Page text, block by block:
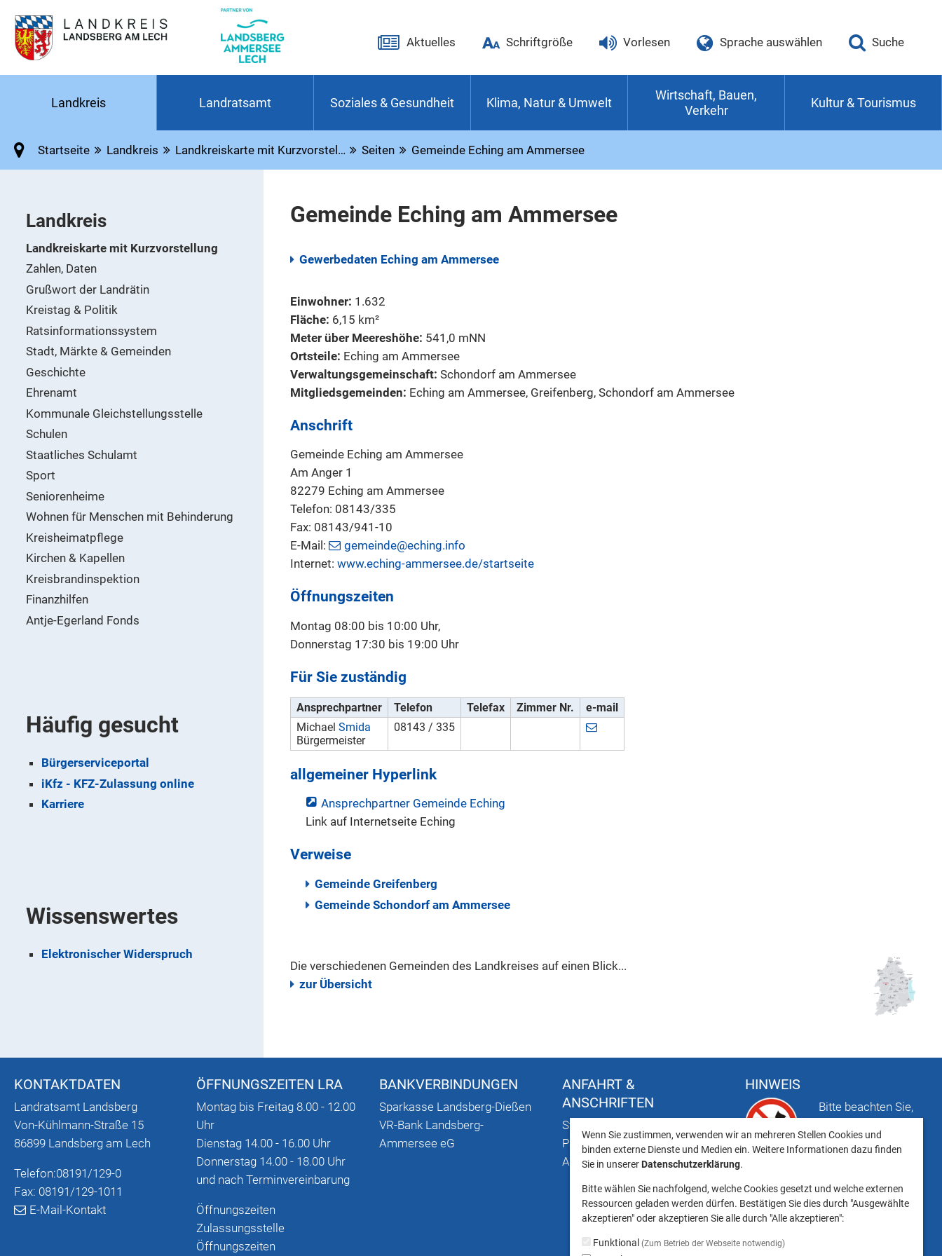
Aktuelles Schriftgröße Vorlesen Sprache auswählen Suche
Landkreis Landratsamt Soziales & Gesundheit Klima, Natur & Umwelt
Wirtschaft, Bauen,
Verkehr
Kultur & Tourismus
Startseite Landkreis Landkreiskarte mit Kurzvorstel… Seiten Gemeinde Eching am Ammersee
Gemeinde Eching am Ammersee
Gewerbedaten Eching am Ammersee
Einwohner: 1.632
Fläche: 6,15 km²
Meter über Meereshöhe: 541,0 mNN
Ortsteile: Eching am Ammersee
Verwaltungsgemeinschaft: Schondorf am Ammersee
Mitgliedsgemeinden: Eching am Ammersee, Greifenberg, Schondorf am Ammersee
Anschrift
Gemeinde Eching am Ammersee
Am Anger 1
82279 Eching am Ammersee
Telefon: 08143/335
Fax: 08143/941-10
E-Mail:
gemeinde@eching.info
Internet: www.eching-ammersee.de/startseite
Öffnungszeiten
Montag 08:00 bis 10:00 Uhr,
Donnerstag 17:30 bis 19:00 Uhr
Für Sie zuständig
Ansprechpartner Telefon Telefax Zimmer Nr.
e-mail
Michael Smida
Bürgermeister
08143 / 335
allgemeiner Hyperlink
Ansprechpartner Gemeinde Eching
Link auf Internetseite Eching
Verweise
Gemeinde Greifenberg
Gemeinde Schondorf am Ammersee
Die verschiedenen Gemeinden des Landkreises auf einen Blick...
zur Übersicht
Landkreis
Landkreiskarte mit Kurzvorstellung
Zahlen, Daten
Grußwort der Landrätin
Kreistag & Politik
Ratsinformationssystem
Stadt, Märkte & Gemeinden
Geschichte
Ehrenamt
Kommunale Gleichstellungsstelle
Schulen
Staatliches Schulamt
Sport
Seniorenheime
Wohnen für Menschen mit Behinderung
Kreisheimatpflege
Kirchen & Kapellen
Kreisbrandinspektion
Finanzhilfen
Antje-Egerland Fonds
Häufig gesucht
Bürgerserviceportal
iKfz - KFZ-Zulassung online
Karriere
Wissenswertes
Elektronischer Widerspruch
KONTAKTDATEN
Landratsamt Landsberg
Von-Kühlmann-Straße 15
86899 Landsberg am Lech
Telefon:08191/129-0
Fax: 08191/129-1011
E-Mail-Kontakt
ÖFFNUNGSZEITEN LRA
Montag bis Freitag 8.00 - 12.00
Uhr
Dienstag 14.00 - 16.00 Uhr
Donnerstag 14.00 - 18.00 Uhr
und nach Terminvereinbarung
Öffnungszeiten
Zulassungsstelle
Öffnungszeiten
BANKVERBINDUNGEN
Sparkasse Landsberg-Dießen
VR-Bank Landsberg-
Ammersee eG
ANFAHRT &
ANSCHRIFTEN
Stadtplan mit
Parkmöglichkeiten
Anschriften
HINWEIS
Bitte beachten Sie,
von Tieren ins
gestattet ist.
Wenn Sie zustimmen, verwenden wir an mehreren Stellen Cookies und
binden externe Dienste und Medien ein. Weitere Informationen dazu finden
Sie in unserer Datenschutzerklärung.
Bitte wählen Sie nachfolgend, welche Cookies gesetzt und welche externen
Ressourcen geladen werden dürfen. Bestätigen Sie dies durch "Ausgewählte
akzeptieren" oder akzeptieren Sie alle durch "Alle akzeptieren":
Funktional (Zum Betrieb der Webseite notwendig)